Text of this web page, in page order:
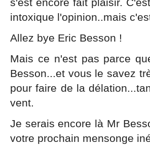
intoxique l'opinion..mais
Allez bye Eric Besson !
Mais ce n'est pas parce
Besson...et vous le savez
pour faire de la
vent.
Je serais encore là Mr
votre prochain mensonge